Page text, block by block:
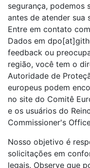
segurança, podemos
antes de atender sua
Entre em contato
Dados em
feedback ou
região, você tem o
Autoridade de
europeus podem
no site do Comitê
e os usuários do
Commissioner's
Nosso objetivo é
solicitações em
legais. Observe que